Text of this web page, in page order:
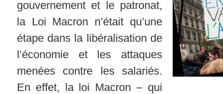
SYNDIQUEZ-VOUS !
gouvernement et le patronat,
la Loi Macron n’était qu’une
étape dans la libéralisation de
l’économie et les attaques
menées contre les salariés.
En effet, la loi Macron – qui